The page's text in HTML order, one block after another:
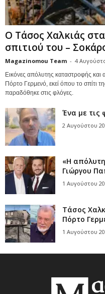
Ο Τάσος Χαλκιάς
σπιτιού του –
Magazinomou Team - 4
Εικόνες απόλυτης καταστροφής
Πόρτο Γερμενό, εκεί όπου το σπίτι
παραδόθηκε στις φλόγες.
Ένα με τις
2 Αυγούστου
«Η
Γιώργου
1 Αυγούστου
Τάσος
Πόρτο
1 Αυγούστου